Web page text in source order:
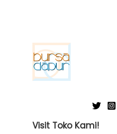
Visit Toko Kami!